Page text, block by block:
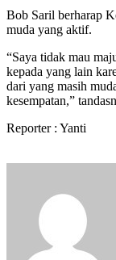
Bob Saril berharap
muda yang aktif.
“Saya tidak mau
kepada yang lain
dari yang masih
kesempatan,”
Reporter : Yanti